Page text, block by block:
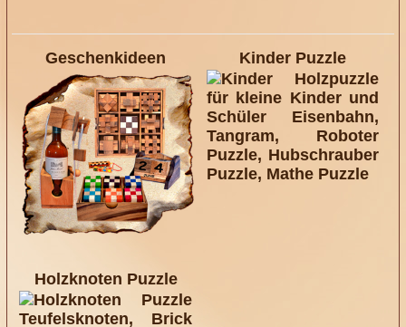
Geschenkideen Kinder Puzzle
Holzknoten Puzzle